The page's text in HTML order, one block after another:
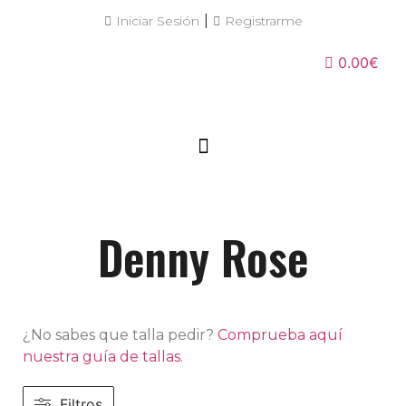
Iniciar Sesión Registrarme
0.00€
Denny Rose
¿No sabes que talla pedir? Comprueba aquí
nuestra guía de tallas.